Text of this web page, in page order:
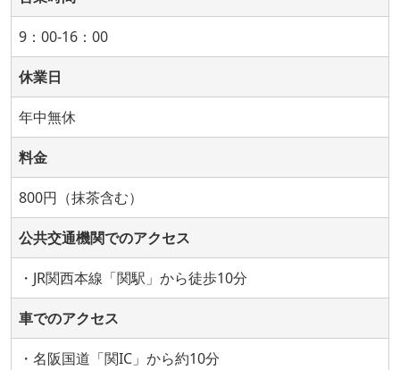
9：00-16：00
休業日
年中無休
料金
800円（抹茶含む）
公共交通機関でのアクセス
・JR関西本線「関駅」から徒歩10分
車でのアクセス
・名阪国道「関IC」から約10分